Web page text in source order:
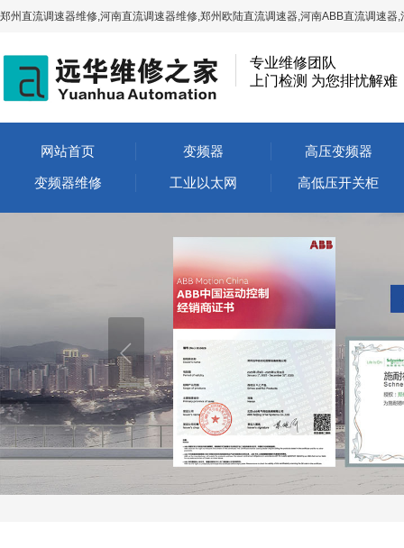
郑州直流调速器维修,河南直流调速器维修,郑州欧陆直流调速器,河南ABB直流调速
专业维修团队
上门检测 为您排忧解难
网站首页 变频器 高压变频器
变频器维修 工业以太网 高低压开关柜